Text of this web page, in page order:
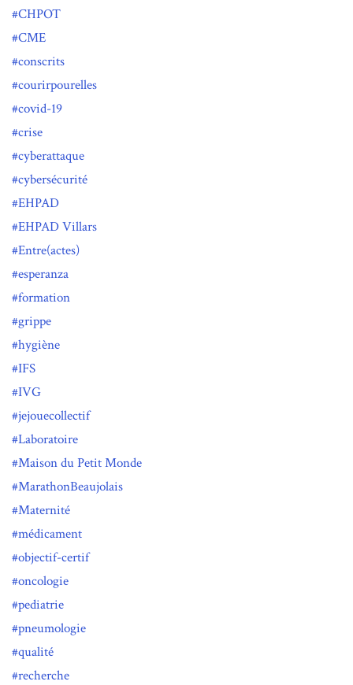
CHPOT
CME
conscrits
courirpourelles
covid-19
crise
cyberattaque
cybersécurité
EHPAD
EHPAD Villars
Entre(actes)
esperanza
formation
grippe
hygiène
IFS
IVG
jejouecollectif
Laboratoire
Maison du Petit Monde
MarathonBeaujolais
Maternité
médicament
objectif-certif
oncologie
pediatrie
pneumologie
qualité
recherche